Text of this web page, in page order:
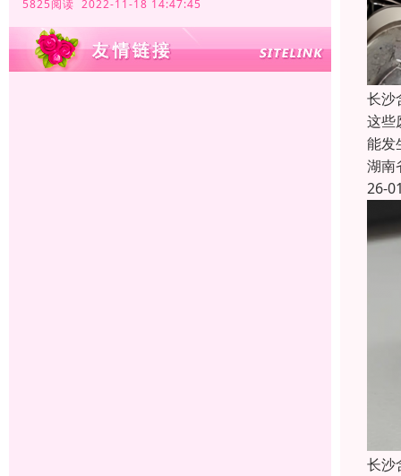
5825阅读 2022-11-18 14:47:45
长沙
这些
能发
湖南
26-
长沙